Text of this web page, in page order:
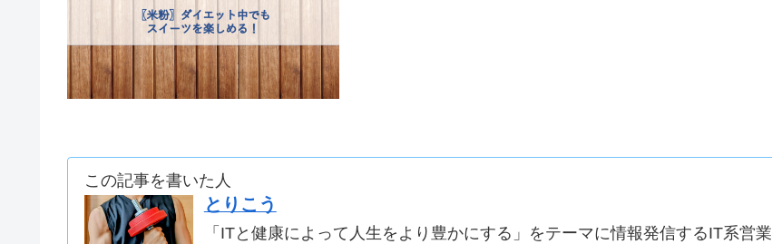
この記事を書いた人
とりこう
「ITと健康によって人生をより豊かにする」をテーマに情報発信するIT系営業